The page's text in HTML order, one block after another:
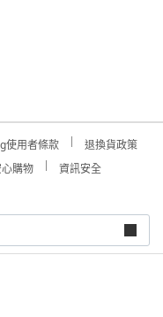
使用者條款
退換貨政策
購物
資訊安全